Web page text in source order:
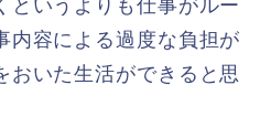
というよりも仕事がルー
内容による過度な負担が
おいた生活ができると思